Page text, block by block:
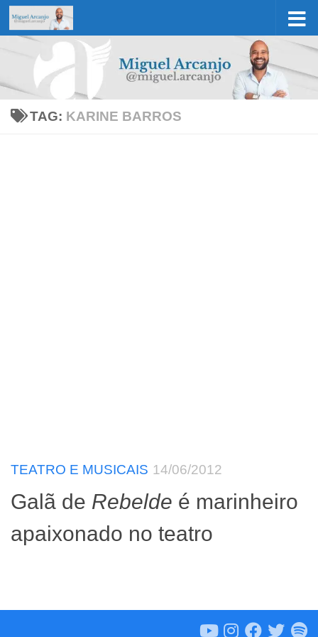
Skip to content
TAG: KARINE BARROS
TEATRO E MUSICAIS 14/06/2012
Galã de Rebelde é marinheiro
apaixonado no teatro